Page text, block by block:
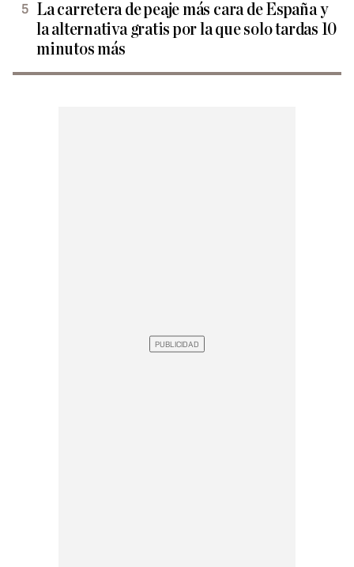
La carretera de peaje más cara de España y
la alternativa gratis por la que solo tardas 10
minutos más